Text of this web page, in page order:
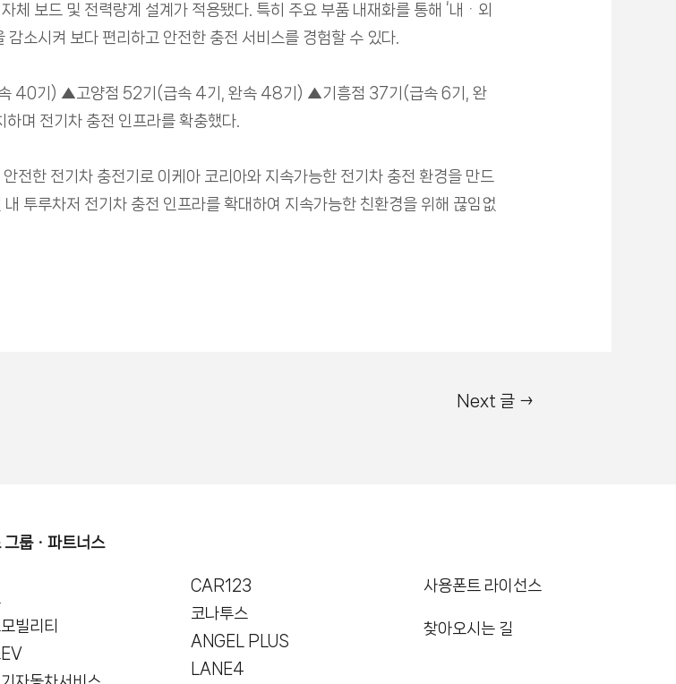
체 보드 및 전력량계 설계가 적용됐다. 특히 주요 부품 내재화를 통해 ‘내ᆞ외
소시켜 보다 편리하고 안전한 충전 서비스를 경험할 수 있다.
40기) ▲고양점 52기(급속 4기, 완속 48기) ▲기흥점 37기(급속 6기, 완
며 전기차 충전 인프라를 확충했다.
전한 전기차 충전기로 이케아 코리아와 지속가능한 전기차 충전 환경을 만드
투루차저 전기차 충전 인프라를 확대하여 지속가능한 친환경을 위해 끊임없
Next 글 →
그룹ㆍ파트너스
빌리티
CAR123
코나투스
ANGEL PLUS
LANE4
사용폰트 라이선스
찾아오시는 길